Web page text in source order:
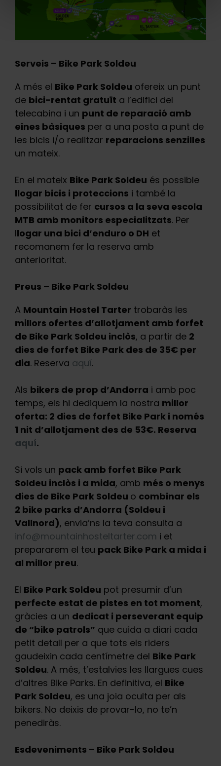
Serveis – Bike Park Soldeu
A més el Bike Park Soldeu ofereix un punt
de bici-rentat gratuït a l’edifici del
telecabina i un punt de reparació amb
eines bàsiques per a una posta a punt de
les bicis i/o realitzar reparacions senzilles
un mateix.
En el mateix Bike Park Soldeu és possible
llogar bicis i proteccions i també la
possibilitat de fer cursos a la seva escola
MTB amb monitors especialitzats. Per
llogar una bici d’enduro o DH et
recomanem fer la reserva amb
anterioritat.
Preus – Bike Park Soldeu
A Mountain Hostel Tarter trobaràs les
millors ofertes d’allotjament amb forfet
de Bike Park Soldeu inclòs, a partir de 2
dies de forfet Bike Park des de 35€ per
dia. Reserva aquí.
Als bikers de prop d’Andorra i amb poc
temps, els hi dediquem la nostra millor
oferta: 2 dies de forfet Bike Park i només
1 nit d’allotjament des de 53€. Reserva
aquí.
Si vols un pack amb forfet Bike Park
Soldeu inclòs i a mida, amb més o menys
dies de Bike Park Soldeu o combinar els
2 bike parks d’Andorra (Soldeu i
Vallnord), envia’ns la teva consulta a
info@mountainhosteltarter.com i et
prepararem el teu pack Bike Park a mida i
al millor preu.
El Bike Park Soldeu pot presumir d’un
perfecte estat de pistes en tot moment,
gràcies a un dedicat i perseverant equip
de “bike patrols” que cuida a diari cada
petit detall per a que tots els riders
gaudeixin cada centímetre del Bike Park
Soldeu. A més, t’estalvies les llargues cues
d’altres Bike Parks. En definitiva, el Bike
Park Soldeu, es una joia oculta per als
bikers. No deixis de provar-lo, no te’n
penediràs.
Esdeveniments – Bike Park Soldeu